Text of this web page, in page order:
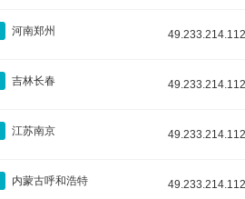
河南郑州 49.233.214.112
吉林长春 49.233.214.112
江苏南京 49.233.214.112
内蒙古呼和浩特 49.233.214.112